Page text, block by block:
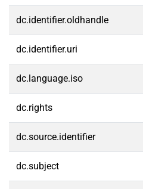
dc.identifier.oldhandle
dc.identifier.uri
dc.language.iso
dc.rights
dc.source.identifier
dc.subject